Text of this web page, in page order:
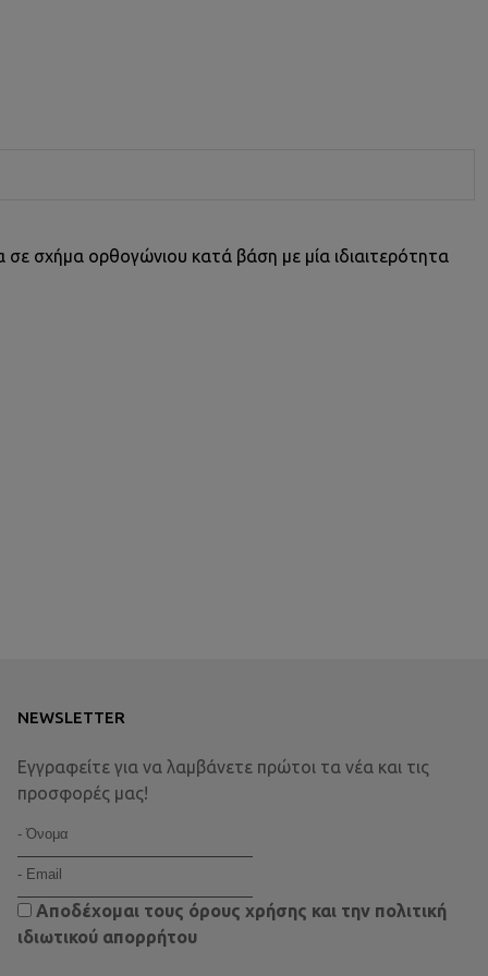
σε σχήμα ορθογώνιου κατά βάση με μία ιδιαιτερότητα
NEWSLETTER
Εγγραφείτε για να λαμβάνετε πρώτοι τα νέα και τις
προσφορές μας!
Αποδέχομαι τους όρους χρήσης και την πολιτική
ιδιωτικού απορρήτου